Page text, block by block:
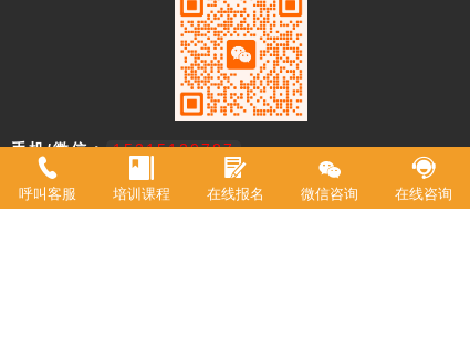
呼叫客服 培训课程 在线报名 微信咨询 在线咨询
手机/微信： 15215129787
学校地址：
重庆市渝中区中山二路196号附2号港天大厦A
栋一楼